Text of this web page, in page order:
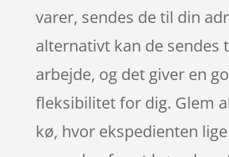
varer, sendes de til din
alternativt kan de sendes
arbejde, og det giver en
fleksibilitet for dig. Glem
kø, hvor ekspedienten